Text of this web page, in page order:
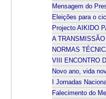
Mensagem do
Eleições para o
Projecto AIKIDO
A
NORMAS
VIII ENCONTRO
Novo ano, vida
I Jornadas
Falecimento do